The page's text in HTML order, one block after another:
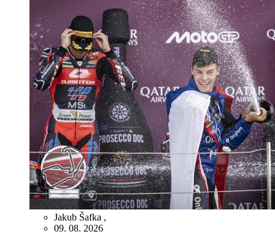
Jakub Šafka ,
09. 08. 2026